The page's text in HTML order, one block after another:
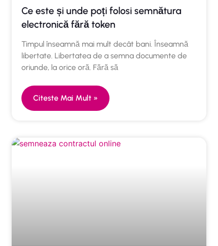
Ce este și unde poți folosi semnătura
electronică fără token
Timpul înseamnă mai mult decât bani. Înseamnă
libertate. Libertatea de a semna documente de
oriunde, la orice oră. Fără să
Citeste Mai Mult »